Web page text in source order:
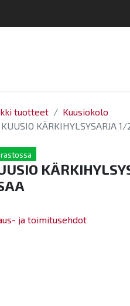
tuotteet
Kuusiokolo
KUUSIO KÄRKIHYLSYSARJA
ja toimitusehdot